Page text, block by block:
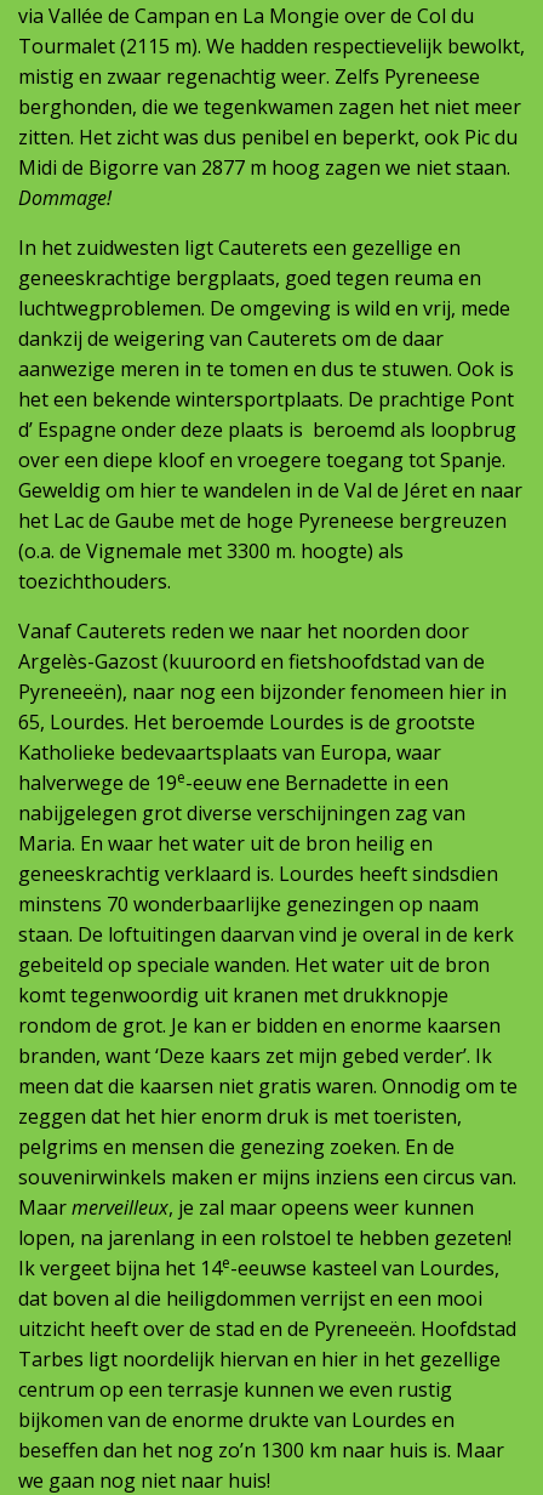
via Vallée de Campan en La Mongie over de Col du
Tourmalet (2115 m). We hadden respectievelijk bewolkt,
mistig en zwaar regenachtig weer. Zelfs Pyreneese
berghonden, die we tegenkwamen zagen het niet meer
zitten. Het zicht was dus penibel en beperkt, ook Pic du
Midi de Bigorre van 2877 m hoog zagen we niet staan.
Dommage!
In het zuidwesten ligt Cauterets een gezellige en
geneeskrachtige bergplaats, goed tegen reuma en
luchtwegproblemen. De omgeving is wild en vrij, mede
dankzij de weigering van Cauterets om de daar
aanwezige meren in te tomen en dus te stuwen. Ook is
het een bekende wintersportplaats. De prachtige Pont
d’ Espagne onder deze plaats is beroemd als loopbrug
over een diepe kloof en vroegere toegang tot Spanje.
Geweldig om hier te wandelen in de Val de Jéret en naar
het Lac de Gaube met de hoge Pyreneese bergreuzen
(o.a. de Vignemale met 3300 m. hoogte) als
toezichthouders.
Vanaf Cauterets reden we naar het noorden door
Argelès-Gazost (kuuroord en fietshoofdstad van de
Pyreneeën), naar nog een bijzonder fenomeen hier in
65, Lourdes. Het beroemde Lourdes is de grootste
Katholieke bedevaartsplaats van Europa, waar
halverwege de 19e-eeuw ene Bernadette in een
nabijgelegen grot diverse verschijningen zag van
Maria. En waar het water uit de bron heilig en
geneeskrachtig verklaard is. Lourdes heeft sindsdien
minstens 70 wonderbaarlijke genezingen op naam
staan. De loftuitingen daarvan vind je overal in de kerk
gebeiteld op speciale wanden. Het water uit de bron
komt tegenwoordig uit kranen met drukknopje
rondom de grot. Je kan er bidden en enorme kaarsen
branden, want ‘Deze kaars zet mijn gebed verder’. Ik
meen dat die kaarsen niet gratis waren. Onnodig om te
zeggen dat het hier enorm druk is met toeristen,
pelgrims en mensen die genezing zoeken. En de
souvenirwinkels maken er mijns inziens een circus van.
Maarmerveilleux, je zal maar opeens weer kunnen
lopen, na jarenlang in een rolstoel te hebben gezeten!
Ik vergeet bijna het 14e-eeuwse kasteel van Lourdes,
dat boven al die heiligdommen verrijst en een mooi
uitzicht heeft over de stad en de Pyreneeën. Hoofdstad
Tarbes ligt noordelijk hiervan en hier in het gezellige
centrum op een terrasje kunnen we even rustig
bijkomen van de enorme drukte van Lourdes en
beseffen dan het nog zo’n 1300 km naar huis is. Maar
we gaan nog niet naar huis!